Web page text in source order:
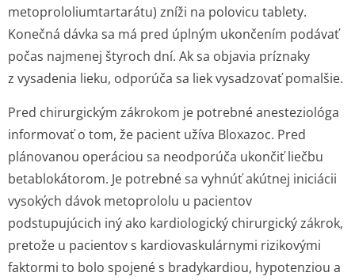
metoprololium­tartarátu) zníži na polovicu tablety.
Konečná dávka sa má pred úplným ukončením podávať
počas najmenej štyroch dní. Ak sa objavia príznaky
z vysadenia lieku, odporúča sa liek vysadzovať pomalšie.
Pred chirurgickým zákrokom je potrebné anesteziológa
informovať o tom, že pacient užíva Bloxazoc. Pred
plánovanou operáciou sa neodporúča ukončiť liečbu
betablokátorom. Je potrebné sa vyhnúť akútnej iniciácii
vysokých dávok metoprololu u pacientov
podstupujúcich iný ako kardiologický chirurgický zákrok,
pretože u pacientov s kardiovasku­lárnymi rizikovými
faktormi to bolo spojené s bradykardiou, hypotenziou a